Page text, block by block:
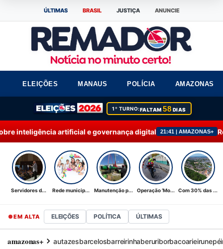
ÚLTIMAS BRASIL JUSTIÇA ANUNCIE
ELEIÇÕES MANAUS POLÍCIA AMAZONAS
1º TURNO:FALTAM58 DIAS
e governança digital 21:41 | AMAZONAS+ Rede municipal de
Servidores d... Rede municip... Manutenção p... Operação ‘Mo... Com 30% das ...
EM ALTA ELEIÇÕES POLÍTICA ÚLTIMAS
amazonas+ autazesbarcelosbarreirinhaberuriborbacoarieirunepé